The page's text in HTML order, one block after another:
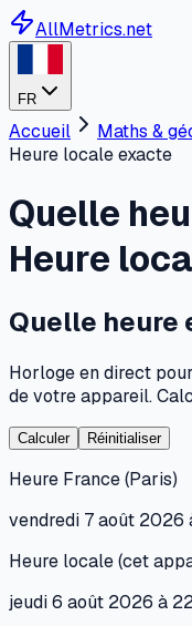
AllMetrics.net
FR
Accueil Maths &
Heure locale exacte
Quelle
Heure
Quelle heure
Horloge en direct
de votre appareil.
Calculer Réinitialiser
Heure France (Paris)
vendredi 7 août
Heure locale (cet
jeudi 6 août 2026 à